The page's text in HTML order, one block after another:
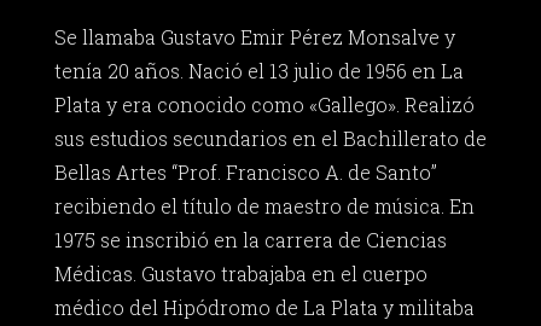
Se llamaba Gustavo Emir Pérez Monsalve y
tenía 20 años. Nació el 13 julio de 1956 en La
Plata y era conocido como «Gallego». Realizó
sus estudios secundarios en el Bachillerato de
Bellas Artes “Prof. Francisco A. de Santo”
recibiendo el título de maestro de música. En
1975 se inscribió en la carrera de Ciencias
Médicas. Gustavo trabajaba en el cuerpo
médico del Hipódromo de La Plata y militaba